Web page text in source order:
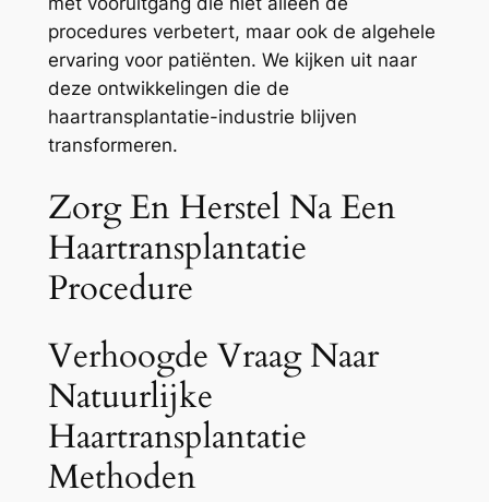
procedures verbetert, maar ook de algehele
ervaring voor patiënten. We kijken uit naar
deze ontwikkelingen die de
haartransplantatie-industrie blijven
transformeren.
Zorg En Herstel Na Een
Haartransplantatie
Procedure
Verhoogde Vraag Naar
Natuurlijke
Haartransplantatie
Methoden